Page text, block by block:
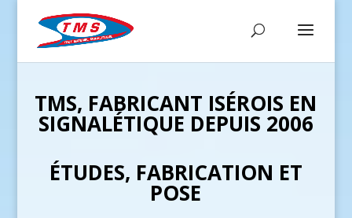
TMS, FABRICANT ISÉROIS EN
SIGNALÉTIQUE DEPUIS 2006
ÉTUDES, FABRICATION ET
POSE